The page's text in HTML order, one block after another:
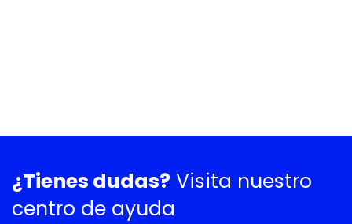
¿Tienes dudas? Visita nuestro
centro de ayuda